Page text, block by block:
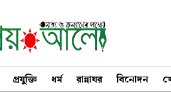
প্রযুক্তি ধর্ম রান্নাঘর বিনোদন